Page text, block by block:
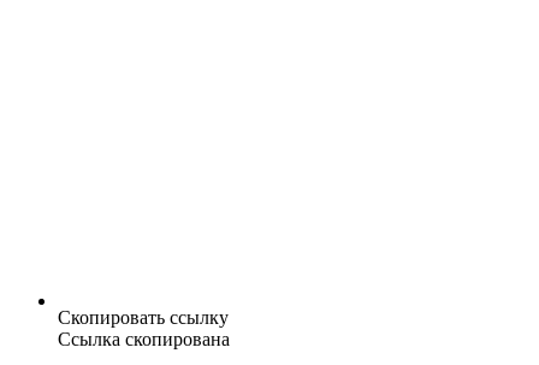
Скопировать ссылку
Ссылка скопирована